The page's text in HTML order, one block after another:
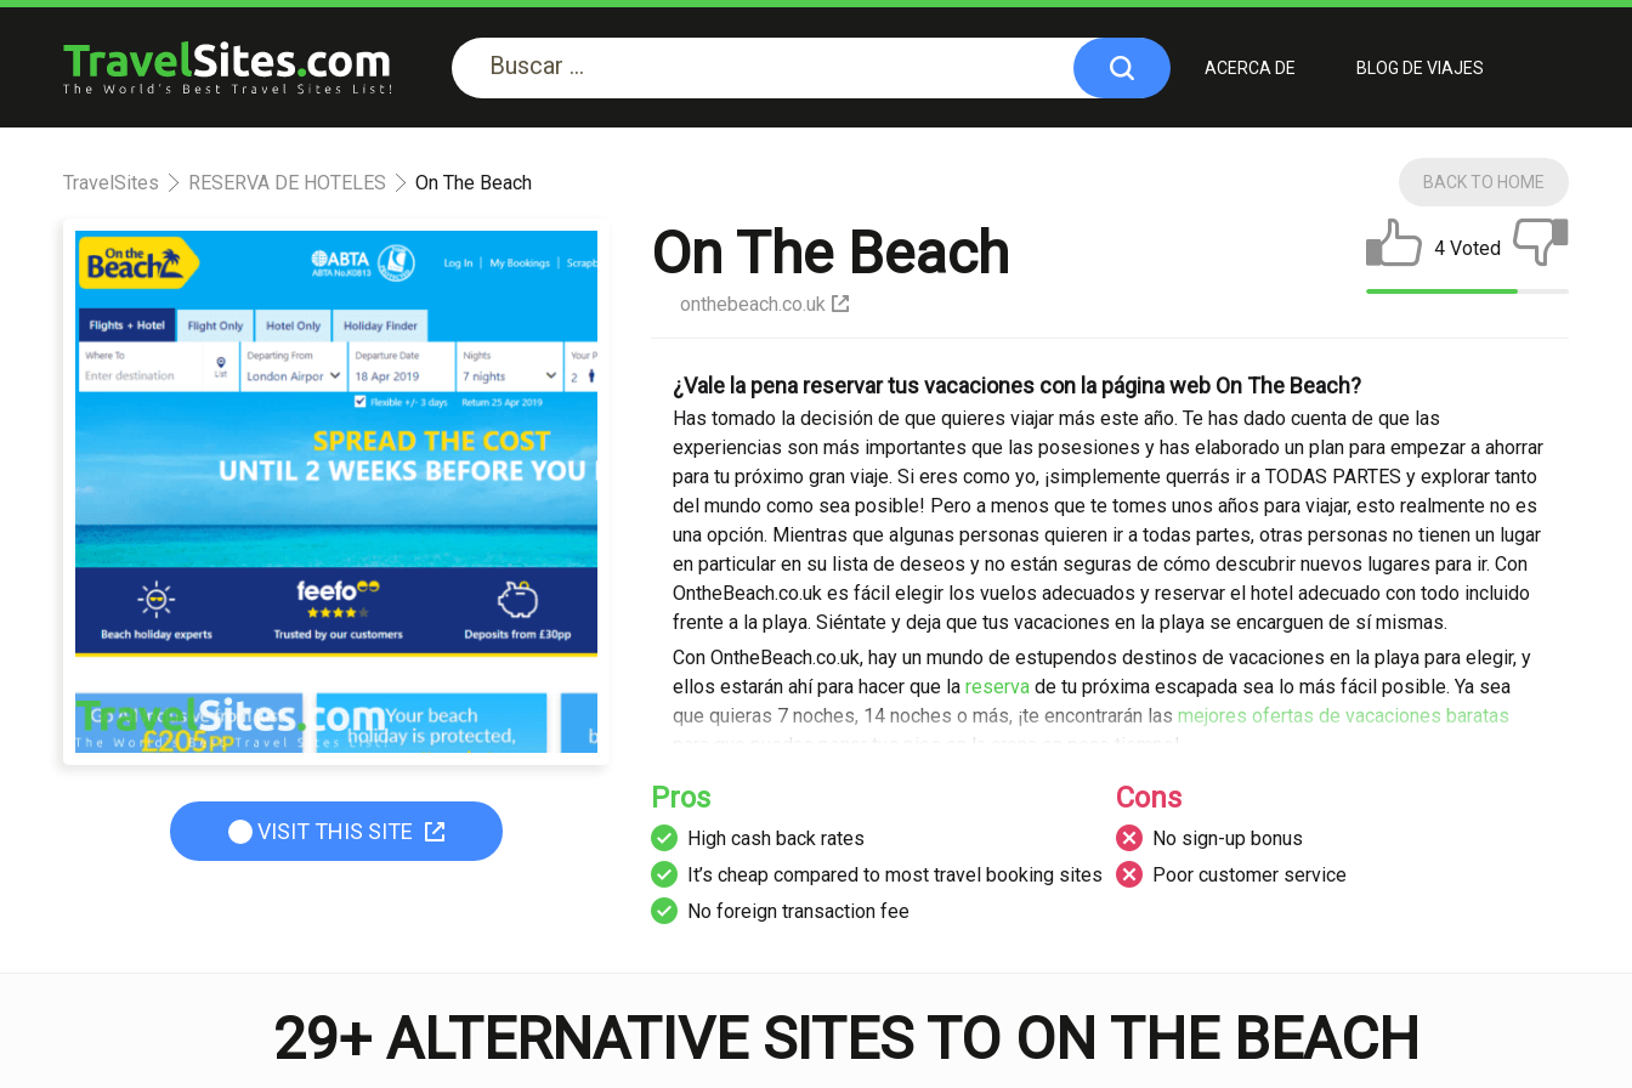
ACERCA DE BLOG DE VIAJES
TravelSites RESERVA DE HOTELES On The Beach BACK TO HOME
VISIT THIS SITE
On The Beach
onthebeach.co.uk
4 Voted
¿Vale la pena reservar tus vacaciones con la página web On The Beach?
Has tomado la decisión de que quieres viajar más este año. Te has dado cuenta de que las
experiencias son más importantes que las posesiones y has elaborado un plan para empezar a ahorrar
para tu próximo gran viaje. Si eres como yo, ¡simplemente querrás ir a TODAS PARTES y explorar tanto
del mundo como sea posible! Pero a menos que te tomes unos años para viajar, esto realmente no es
una opción. Mientras que algunas personas quieren ir a todas partes, otras personas no tienen un lugar
en particular en su lista de deseos y no están seguras de cómo descubrir nuevos lugares para ir. Con
OntheBeach.co.uk es fácil elegir los vuelos adecuados y reservar el hotel adecuado con todo incluido
frente a la playa. Siéntate y deja que tus vacaciones en la playa se encarguen de sí mismas.
Con OntheBeach.co.uk, hay un mundo de estupendos destinos de vacaciones en la playa para elegir, y
ellos estarán ahí para hacer que la reserva de tu próxima escapada sea lo más fácil posible. Ya sea
que quieras 7 noches, 14 noches o más, ¡te encontrarán las mejores ofertas de vacaciones baratas
para que puedas poner tus pies en la arena en poco tiempo!
On The Beach es un
en línea con sede en el Reino Unido que ofrece una amplia gama
de vacaciones en la playa y escapadas a la ciudad a clientes en elReino Unido e Irlanda.
está diseñado para ser fácil de usar, con una interfaz simple y fácil de usar que permite a los usuarios
buscar vacaciones según sus preferencias, como destino, fechas y presupuesto.
económicas hasta opciones de lujo. Esto significa que hay algo para todos, sin importar sus
preferencias de viaje o presupuesto.
Pros
High cash back rates
It’s cheap compared to most travel booking sites
No foreign transaction fee
Cons
No sign-up bonus
Poor customer service
29+ ALTERNATIVE SITES TO ON THE BEACH